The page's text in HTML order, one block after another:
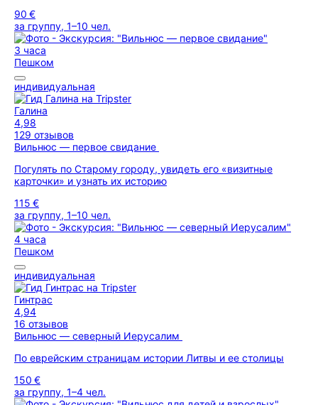
90 €
за группу, 1–10 чел.
3 часа
Пешком
индивидуальная
Галина
4,98
129 отзывов
Вильнюс — первое свидание
Погулять по Старому городу, увидеть его «визитные
карточки» и узнать их историю
115 €
за группу, 1–10 чел.
4 часа
Пешком
индивидуальная
Гинтрас
4,94
16 отзывов
Вильнюс — северный Иерусалим
По еврейским страницам истории Литвы и ее столицы
150 €
за группу, 1–4 чел.